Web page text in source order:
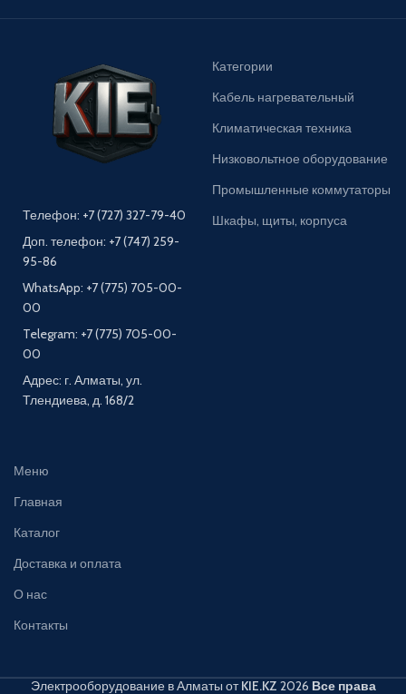
Телефон: +7 (727) 327-79-40
Доп. телефон: +7 (747) 259-
95-86
WhatsApp: +7 (775) 705-00-
00
Telegram: +7 (775) 705-00-
00
Адрес: г. Алматы, ул.
Тлендиева, д. 168/2
Категории
Кабель нагревательный
Климатическая техника
Низковольтное оборудование
Промышленные коммутаторы
Шкафы, щиты, корпуса
Меню
Главная
Каталог
Доставка и оплата
О нас
Контакты
Электрооборудование в Алматы отKIE.KZ 2026 Все права